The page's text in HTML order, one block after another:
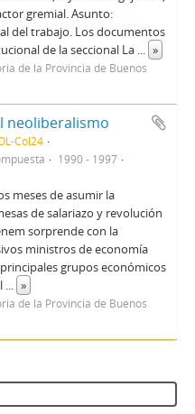
gremial. Asunto:
del trabajo. Los documentos
de la seccional La ... »
de la Provincia de Buenos
neoliberalismo
Col24
1990 - 1997
meses de asumir la
de salariazo y revolución
sorprende con la
ministros de economía
grupos económicos
... »
de la Provincia de Buenos